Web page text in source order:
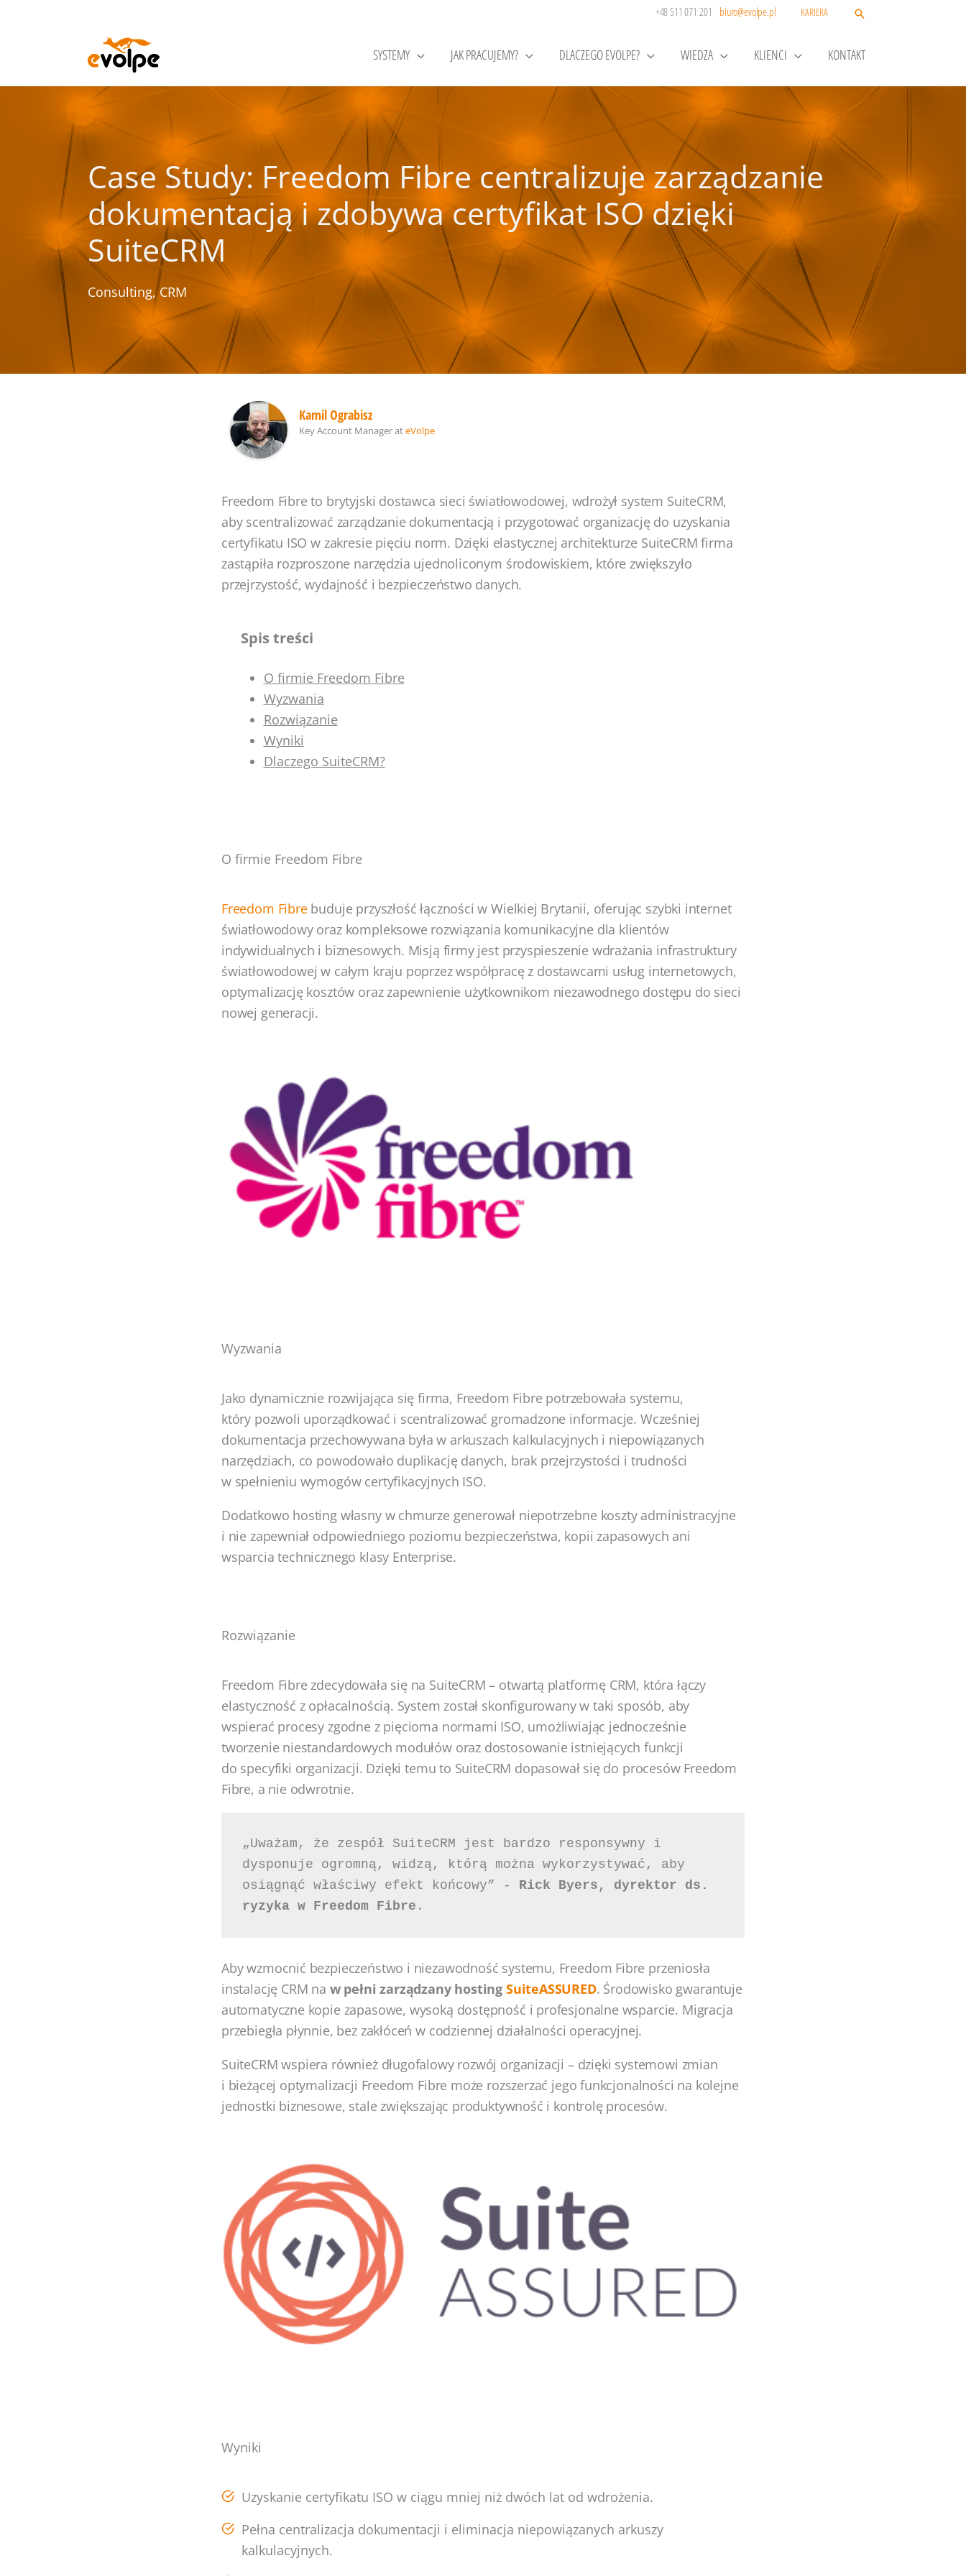
+48 511 071 201 biuro@evolpe.pl KARIERA
SYSTEMY JAK PRACUJEMY? DLACZEGO EVOLPE? WIEDZA KLIENCI KONTAKT
Case Study: Freedom Fibre centralizuje zarządzanie
dokumentacją i zdobywa certyfikat ISO dzięki
SuiteCRM
Consulting,CRM
Kamil Ograbisz
Key Account ManagerateVolpe
Freedom Fibre to brytyjski dostawca sieci światłowodowej, wdrożył system SuiteCRM,
aby scentralizować zarządzanie dokumentacją i przygotować organizację do uzyskania
certyfikatu ISO w zakresie pięciu norm. Dzięki elastycznej architekturze SuiteCRM firma
zastąpiła rozproszone narzędzia ujednoliconym środowiskiem, które zwiększyło
przejrzystość, wydajność i bezpieczeństwo danych.
Spis treści
O firmie Freedom Fibre
Wyzwania
Rozwiązanie
Wyniki
Dlaczego SuiteCRM?
O firmie Freedom Fibre
Freedom Fibrebuduje przyszłość łączności w Wielkiej Brytanii, oferując szybki internet
światłowodowy oraz kompleksowe rozwiązania komunikacyjne dla klientów
indywidualnych i biznesowych. Misją firmy jest przyspieszenie wdrażania infrastruktury
światłowodowej w całym kraju poprzez współpracę z dostawcami usług internetowych,
optymalizację kosztów oraz zapewnienie użytkownikom niezawodnego dostępu do sieci
nowej generacji.
Wyzwania
Jako dynamicznie rozwijająca się firma, Freedom Fibre potrzebowała systemu,
który pozwoli uporządkować i scentralizować gromadzone informacje. Wcześniej
dokumentacja przechowywana była w arkuszach kalkulacyjnych i niepowiązanych
narzędziach, co powodowało duplikację danych, brak przejrzystości i trudności
w spełnieniu wymogów certyfikacyjnych ISO.
Dodatkowo hosting własny w chmurze generował niepotrzebne koszty administracyjne
i nie zapewniał odpowiedniego poziomu bezpieczeństwa, kopii zapasowych ani
wsparcia technicznego klasy Enterprise.
Rozwiązanie
Freedom Fibre zdecydowała się na SuiteCRM – otwartą platformę CRM, która łączy
elastyczność z opłacalnością. System został skonfigurowany w taki sposób, aby
wspierać procesy zgodne z pięcioma normami ISO, umożliwiając jednocześnie
tworzenie niestandardowych modułów oraz dostosowanie istniejących funkcji
do specyfiki organizacji. Dzięki temu to SuiteCRM dopasował się do procesów Freedom
Fibre, a nie odwrotnie.
„Uważam, że zespół SuiteCRM jest bardzo responsywny i
dysponuje ogromną, widzą, którą można wykorzystywać, aby
osiągnąć właściwy efekt końcowy” - Rick Byers, dyrektor ds.
ryzyka w Freedom Fibre .
Aby wzmocnić bezpieczeństwo i niezawodność systemu, Freedom Fibre przeniosła
instalację CRM na w pełni zarządzany hosting SuiteASSURED. Środowisko gwarantuje
automatyczne kopie zapasowe, wysoką dostępność i profesjonalne wsparcie. Migracja
przebiegła płynnie, bez zakłóceń w codziennej działalności operacyjnej.
SuiteCRM wspiera również długofalowy rozwój organizacji – dzięki systemowi zmian
i bieżącej optymalizacji Freedom Fibre może rozszerzać jego funkcjonalności na kolejne
jednostki biznesowe, stale zwiększając produktywność i kontrolę procesów.
Wyniki
Uzyskanie certyfikatu ISO w ciągu mniej niż dwóch lat od wdrożenia.
Pełna centralizacja dokumentacji i eliminacja niepowiązanych arkuszy
kalkulacyjnych.